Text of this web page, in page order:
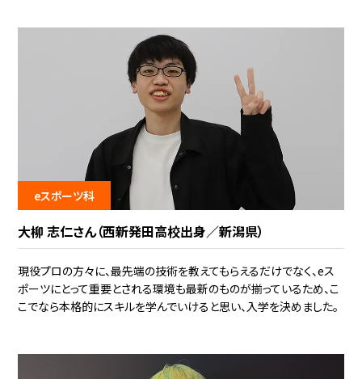
eスポーツ科
大柳 志仁さん（西新発田高校出身／新潟県）
現役プロの方々に、最先端の技術を教えてもらえるだけでなく、eス
ポーツにとって重要とされる環境も最新のものが揃っているため、こ
こでなら本格的にスキルを学んでいけると思い、入学を決めました。